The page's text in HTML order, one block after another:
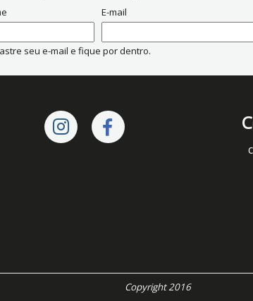
E-mail
seu e-mail e fique por dentro.
Copyright 2016